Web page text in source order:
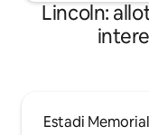
Lincoln:
Estadi Memorial